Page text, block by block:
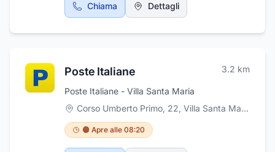
Chiama Dettagli
Poste Italiane 3.2 km
Poste Italiane - Villa Santa Maria
Corso Umberto Primo, 22, Villa Santa Maria
🟠 Apre alle 08:20